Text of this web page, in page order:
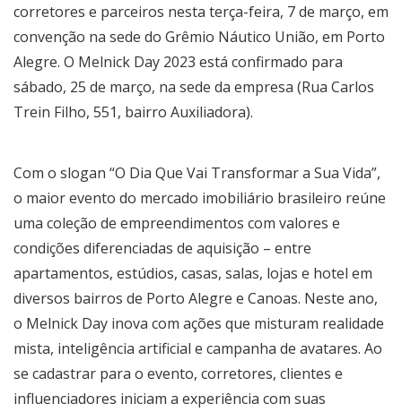
corretores e parceiros nesta terça-feira, 7 de março, em
convenção na sede do Grêmio Náutico União, em Porto
Alegre. O Melnick Day 2023 está confirmado para
sábado, 25 de março, na sede da empresa (Rua Carlos
Trein Filho, 551, bairro Auxiliadora).
Com o slogan “O Dia Que Vai Transformar a Sua Vida”,
o maior evento do mercado imobiliário brasileiro reúne
uma coleção de empreendimentos com valores e
condições diferenciadas de aquisição – entre
apartamentos, estúdios, casas, salas, lojas e hotel em
diversos bairros de Porto Alegre e Canoas. Neste ano,
o Melnick Day inova com ações que misturam realidade
mista, inteligência artificial e campanha de avatares. Ao
se cadastrar para o evento, corretores, clientes e
influenciadores iniciam a experiência com suas